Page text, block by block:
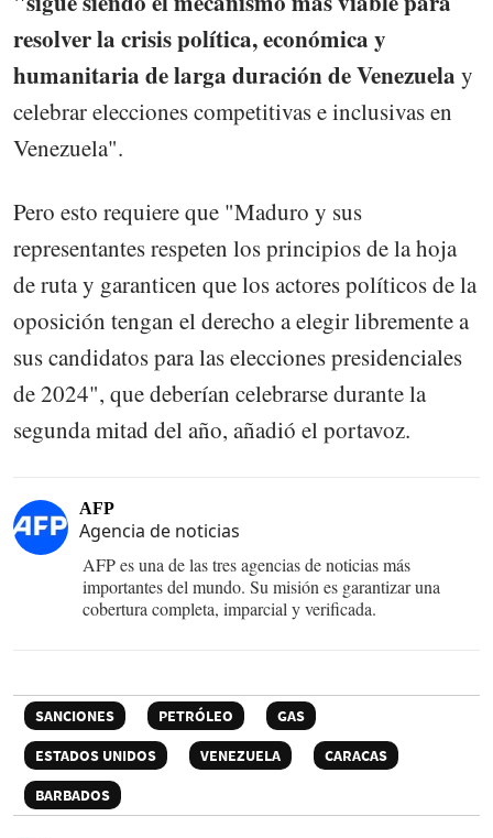
resolver la crisis política, económica y
humanitaria de larga duración de Venezuela y
celebrar elecciones competitivas e inclusivas en
Venezuela".
Pero esto requiere que "Maduro y sus
representantes respeten los principios de la hoja
de ruta y garanticen que los actores políticos de la
oposición tengan el derecho a elegir libremente a
sus candidatos para las elecciones presidenciales
de 2024", que deberían celebrarse durante la
segunda mitad del año, añadió el portavoz.
AFP
Agencia de noticias
AFP es una de las tres agencias de noticias más
importantes del mundo. Su misión es garantizar una
cobertura completa, imparcial y verificada.
SANCIONES PETRÓLEO
GAS
ESTADOS UNIDOS
VENEZUELA
CARACAS
BARBADOS